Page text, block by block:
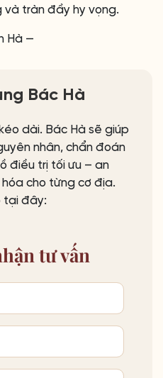
và tràn đầy hy vọng.
Hà —
Bác Hà
dài. Bác Hà sẽ giúp
nhân, chẩn đoán
điều trị tối ưu – an
cho từng cơ địa.
tại đây:
tư vấn